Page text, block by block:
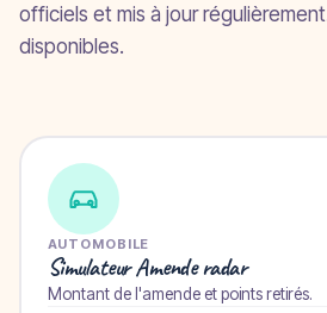
officiels et mis à jour
disponibles.
AUTOMOBILE
Simulateur Amende radar
Montant de l'amende et points retirés.